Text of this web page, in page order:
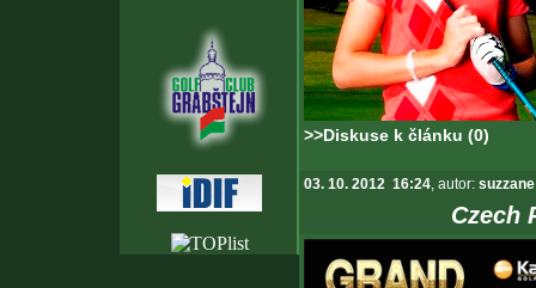
>>Diskuse k článku (0)
03. 10. 2012 16:24, autor: suzzane
Czech